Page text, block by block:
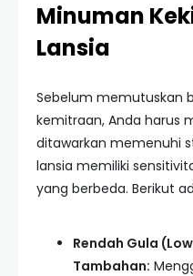
Minuman
Lansia
Sebelum memutuskan
kemitraan, Anda harus
ditawarkan memenuhi
lansia memiliki
yang berbeda. Berikut
Rendah Gula
Tambahan: